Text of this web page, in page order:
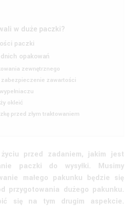
w duże paczki?
paczki
opakowań
zewnętrznego
zabezpieczenie zawartości
okleić
przed złym traktowaniem
przed zadaniem, jakim jest
paczki do wysyłki. Musimy
małego pakunku będzie się
przygotowania dużego pakunku.
się na tym drugim aspekcie.